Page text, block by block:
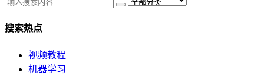
搜索热点
视频教程
机器学习